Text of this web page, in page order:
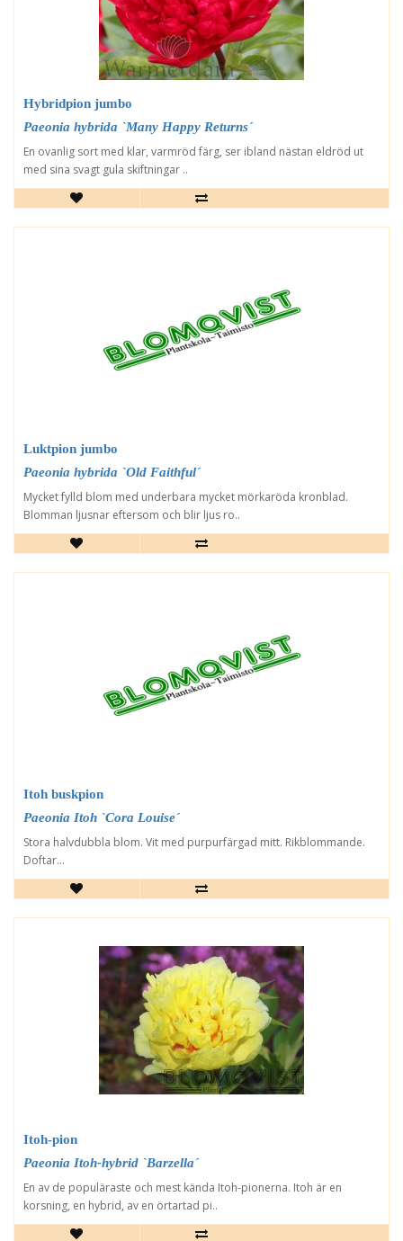
Hybridpion jumbo
Paeonia hybrida `Many Happy Returns´
En ovanlig sort med klar, varmröd färg, ser ibland nästan eldröd ut
med sina svagt gula skiftningar ..
Luktpion jumbo
Paeonia hybrida `Old Faithful´
Mycket fylld blom med underbara mycket mörkaröda kronblad.
Blomman ljusnar eftersom och blir ljus ro..
Itoh buskpion
Paeonia Itoh `Cora Louise´
Stora halvdubbla blom. Vit med purpurfärgad mitt. Rikblommande.
Doftar...
Itoh-pion
Paeonia Itoh-hybrid `Barzella´
En av de populäraste och mest kända Itoh-pionerna. Itoh är en
korsning, en hybrid, av en örtartad pi..